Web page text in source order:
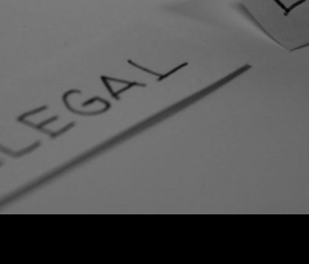
PRENDI UN APPUNTAMENTO